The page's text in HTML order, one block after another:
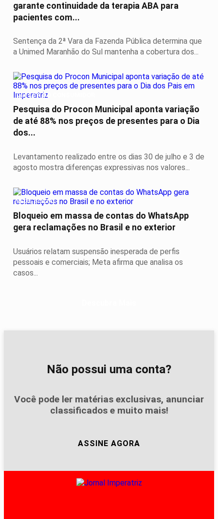
garante continuidade da terapia ABA para
pacientes com...
Sentença da 2ª Vara da Fazenda Pública determina que
a Unimed Maranhão do Sul mantenha a cobertura dos...
DEFESA DO CONSUMIDOR
Pesquisa do Procon Municipal aponta variação
de até 88% nos preços de presentes para o Dia
dos...
Levantamento realizado entre os dias 30 de julho e 3 de
agosto mostra diferenças expressivas nos valores...
REDE SOCIAL
Bloqueio em massa de contas do WhatsApp
gera reclamações no Brasil e no exterior
Usuários relatam suspensão inesperada de perfis
pessoais e comerciais; Meta afirma que analisa os
casos...
Não possui uma conta?
Você pode ler matérias exclusivas, anunciar
classificados e muito mais!
ASSINE AGORA